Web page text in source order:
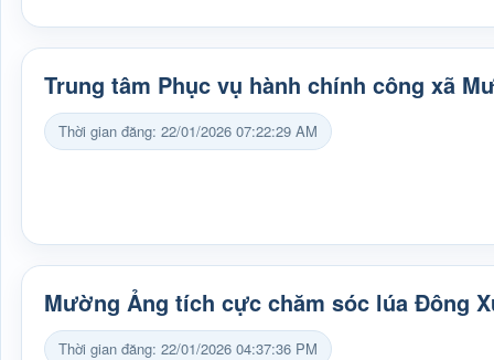
Trung tâm Phục vụ hành chính công xã
Thời gian đăng: 22/01/2026 07:22:29 AM
Mường Ảng tích cực chăm sóc lúa Đông
Thời gian đăng: 22/01/2026 04:37:36 PM